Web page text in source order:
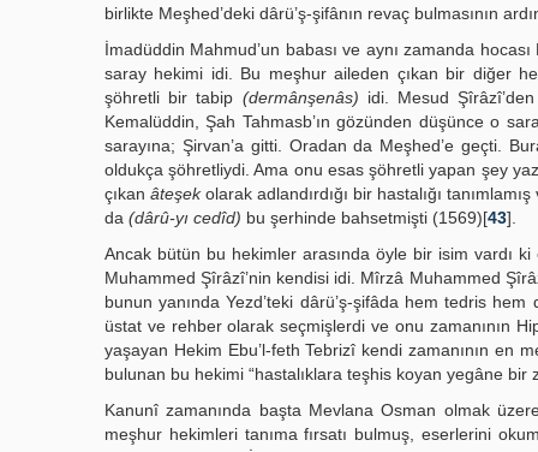
birlikte Meşhed’deki dârü’ş-şifânın revaç bulmasının
İmadüddin Mahmud’un babası ve aynı zamanda
saray hekimi idi. Bu meşhur aileden çıkan bir diğer
şöhretli bir tabip (dermânşenâs) idi. Mesud
Kemalüddin, Şah Tahmasb’ın gözünden düşünce o
sarayına; Şirvan’a gitti. Oradan da Meşhed’e geçti.
oldukça şöhretliydi. Ama onu esas şöhretli yapan şey
çıkan âteşekolarak adlandırdığı bir hastalığı
da (dârû-yı cedîd) bu şerhinde bahsetmişti (1569)[43].
Ancak bütün bu hekimler arasında öyle bir isim vardı
Muhammed Şîrâzî’nin kendisi idi. Mîrzâ Muhammed
bunun yanında Yezd’teki dârü’ş-şifâda hem tedris
üstat ve rehber olarak seçmişlerdi ve onu zamanının
yaşayan Hekim Ebu’l-feth Tebrizî kendi zamanının en
bulunan bu hekimi “hastalıklara teşhis koyan yegâne bir
Kanunî zamanında başta Mevlana Osman olmak
meşhur hekimleri tanıma fırsatı bulmuş, eserlerini